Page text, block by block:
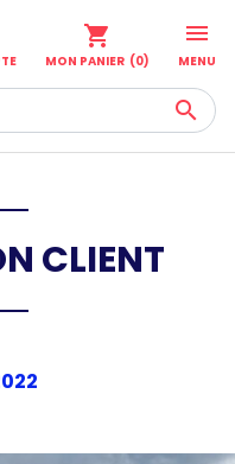
shopping_cart
MON PANIER (0)

MENU

CLIENT